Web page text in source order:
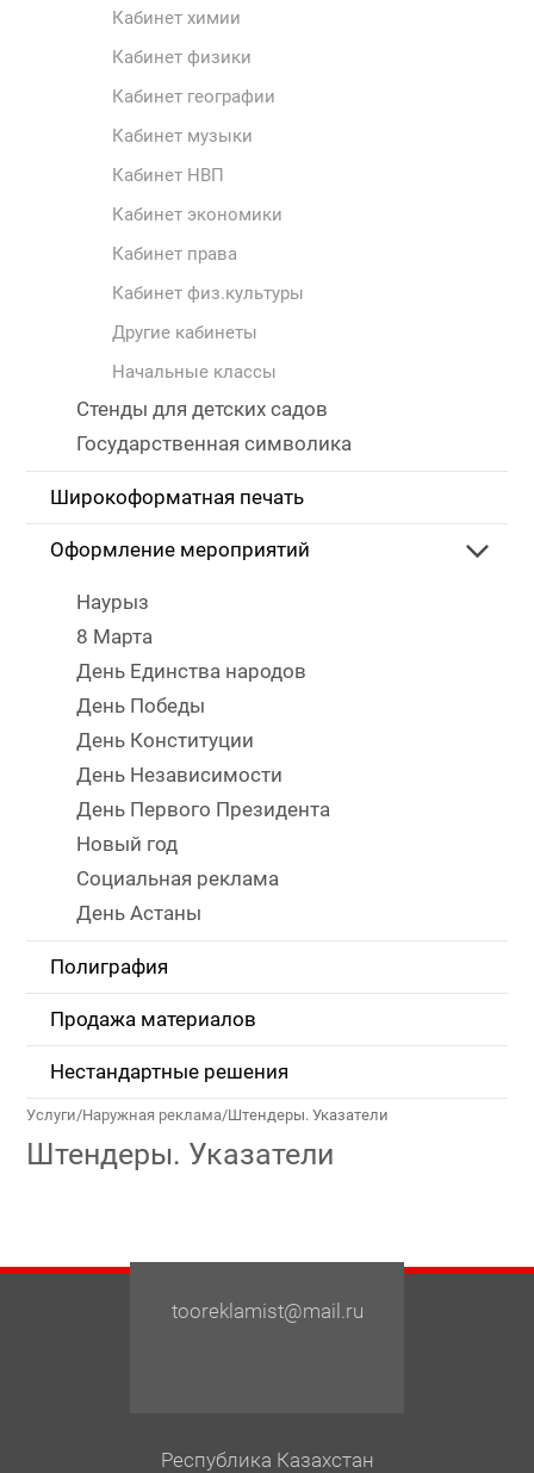
Кабинет химии
Кабинет физики
Кабинет географии
Кабинет музыки
Кабинет НВП
Кабинет экономики
Кабинет права
Кабинет физ.культуры
Другие кабинеты
Начальные классы
Стенды для детских садов
Государственная символика
Широкоформатная печать
Оформление мероприятий
Наурыз
8 Марта
День Единства народов
День Победы
День Конституции
День Независимости
День Первого Президента
Новый год
Социальная реклама
День Астаны
Полиграфия
Продажа материалов
Нестандартные решения
Услуги/Наружная реклама/Штендеры. Указатели
Штендеры. Указатели
tooreklamist@mail.ru
Республика Казахстан